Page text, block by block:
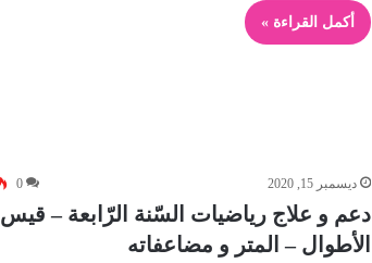
أكمل القراءة »
ديسمبر 15, 2020 0
دعم و علاج رياضيات السّنة الرّابعة – قيس
الأطوال – المتر و مضاعفاته